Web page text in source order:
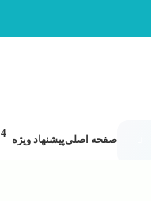
صفحه اصلیپیشنهاد ویژه